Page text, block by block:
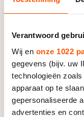
Verantwoord
Wij en onze 1022
gegevens (bijv. uw
technologieën
apparaat op te
gepersonaliseerde
advertenties en
manier krijgt men
In 1957 ontplofte
opslagtank
radio-actief afval
tot 1991 over
openheid gegeven.